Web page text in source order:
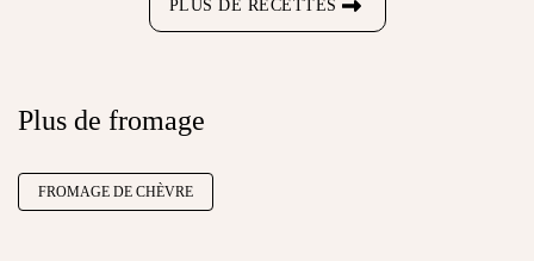
PLUS DE RECETTES
Plus de fromage
FROMAGE DE CHÈVRE